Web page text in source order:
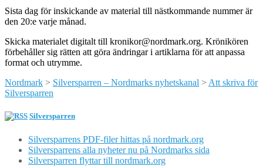
Sista dag för inskickande av material till nästkommande nummer är
den 20:e varje månad.
Skicka materialet digitalt till kronikor@nordmark.org. Krönikören
förbehåller sig rätten att göra ändringar i artiklarna för att anpassa
format och utrymme.
Nordmark > Silversparren – Nordmarks nyhetskanal > Att skriva för
Silversparren
Silversparren
Silversparrens PDF-filer hittas på nordmark.org
Silversparrens alla nyheter nu på Nordmarks sida
Silversparren flyttar till nordmark.org